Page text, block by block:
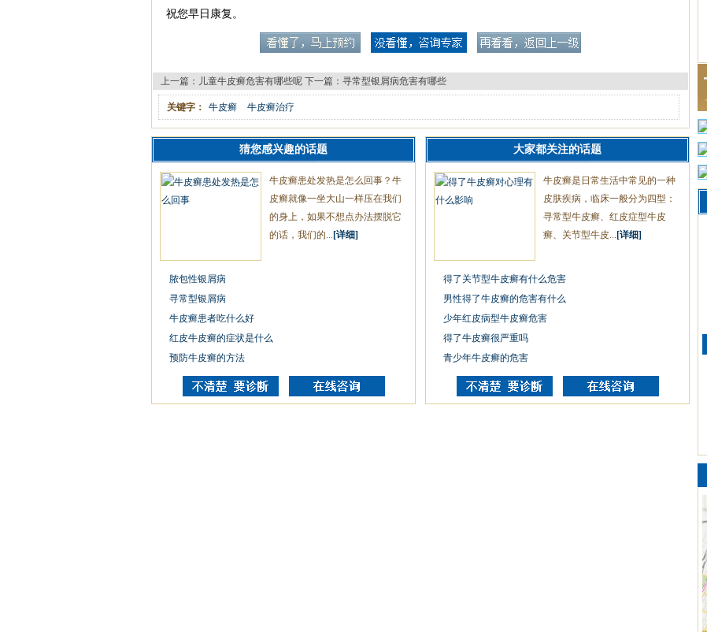
祝您早日康复。
上一篇： 儿童牛皮癣危害有哪些呢 下一篇： 寻常型银屑病危害有哪些
关键字： 牛皮癣 牛皮癣治疗
猜您感兴趣的话题
牛皮癣患处发热是怎么回事？牛
皮癣就像一坐大山一样压在我们
的身上，如果不想点办法摆脱它
的话，我们的... [详细]
脓包性银屑病
寻常型银屑病
牛皮癣患者吃什么好
红皮牛皮癣的症状是什么
预防牛皮癣的方法
大家都关注的话题
牛皮癣是日常生活中常见的一种
皮肤疾病，临床一般分为四型：
寻常型牛皮癣、红皮症型牛皮
癣、关节型牛皮... [详细]
得了关节型牛皮癣有什么危害
男性得了牛皮癣的危害有什么
少年红皮病型牛皮癣危害
得了牛皮癣很严重吗
青少年牛皮癣的危害